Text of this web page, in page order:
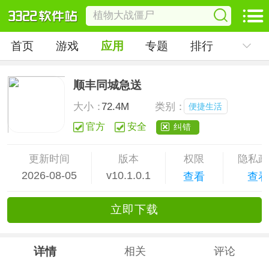
首页 游戏 应用 专题 排行
顺丰同城急送
大小：72.4M 类别： 便捷生活
官方 安全 纠错
更新时间
2026-08-05
版本
v10.1.0.1
权限
查看
隐私
查看
立即下载
详情 相关 评论